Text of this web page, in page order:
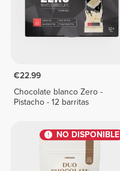
€22.99
Chocolate blanco Zero -
Pistacho - 12 barritas
NO DISPONIBLE